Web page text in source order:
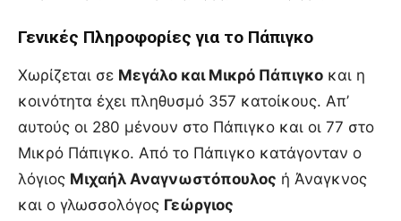
Γενικές Πληροφορίες για το Πάπιγκο
Χωρίζεται σε Μεγάλο και Μικρό Πάπιγκο και η
κοινότητα έχει πληθυσμό 357 κατοίκους. Απ’
αυτούς οι 280 μένουν στο Πάπιγκο και οι 77 στο
Μικρό Πάπιγκο. Από το Πάπιγκο κατάγονταν ο
λόγιος Μιχαήλ Αναγνωστόπουλος ή Άναγκνος
και ο γλωσσολόγος Γεώργιος